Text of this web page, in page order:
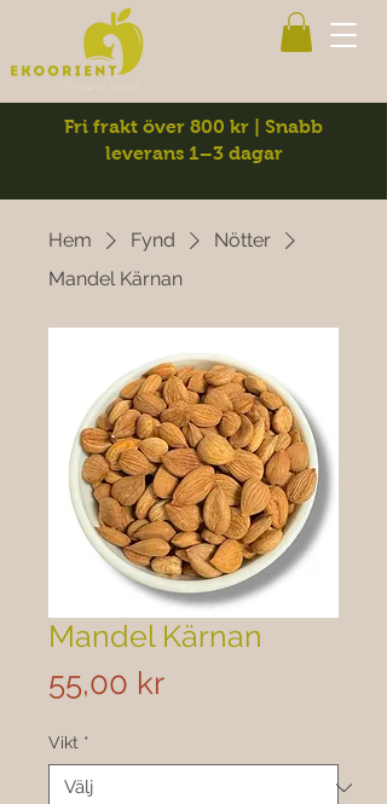
Fri frakt över 800 kr | Snabb
leverans 1–3 dagar
Hem Fynd
Nötter
Mandel Kärnan
Mandel Kärnan
55,00 krPris
Vikt *